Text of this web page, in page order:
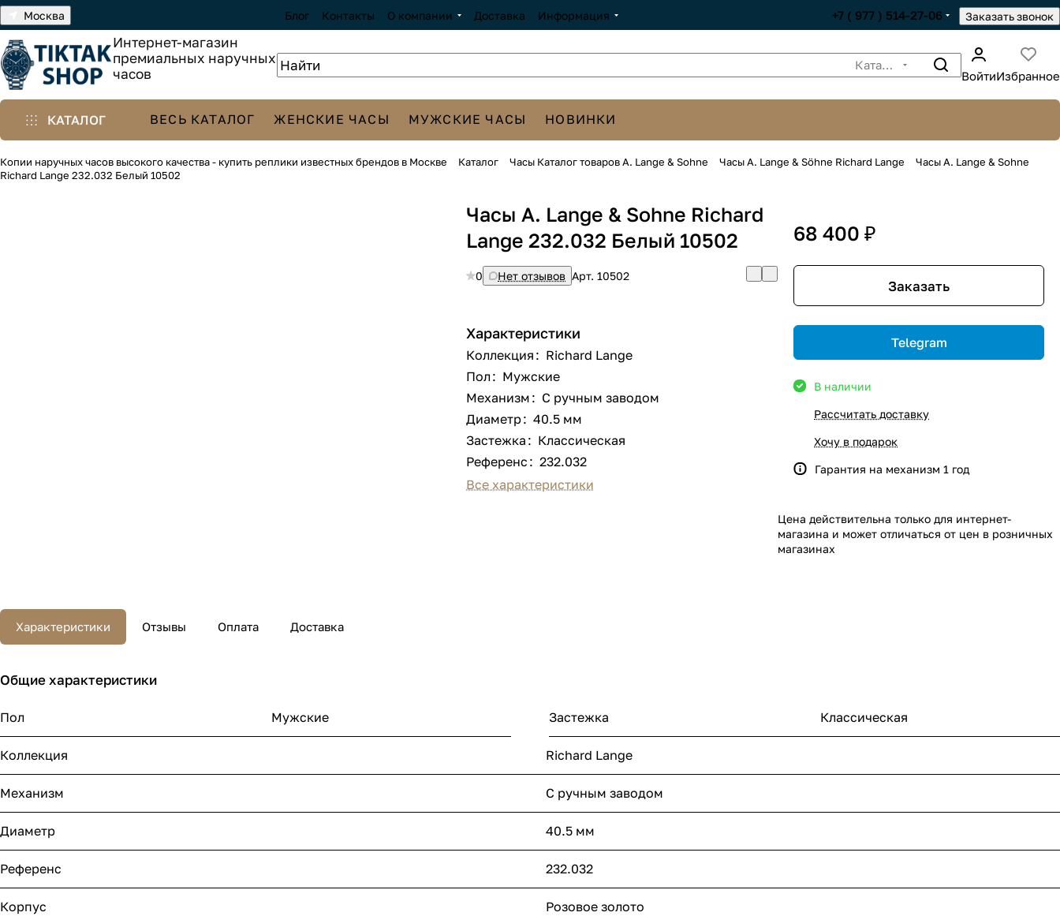
Москва Блог Контакты О компании Доставка Информация +7 ( 977 ) 514-27-06 Заказать звонок
Интернет-магазин
премиальных наручных
часов
ВойтиИзбранное
КАТАЛОГ ВЕСЬ КАТАЛОГ ЖЕНСКИЕ ЧАСЫ МУЖСКИЕ ЧАСЫ НОВИНКИ
Копии наручных часов высокого качества - купить реплики известных брендов в Москве Каталог Часы Каталог товаров A. Lange & Sohne Часы A. Lange & Söhne Richard Lange
Часы A. Lange & Sohne
Richard Lange 232.032 Белый 10502
Часы A. Lange & Sohne Richard
Lange 232.032 Белый 10502
0 Нет отзывов Арт.10502
Характеристики
Коллекция : Richard Lange
Пол : Мужские
Механизм : С ручным заводом
Диаметр: 40.5 мм
Застежка : Классическая
Референс : 232.032
Все характеристики
68 400 ₽
Заказать
Telegram
В наличии
Рассчитать доставку
Хочу в подарок
Гарантия на механизм 1 год
Цена действительна только для интернет-
магазина и может отличаться от цен в розничных
магазинах
Характеристики Отзывы Оплата Доставка
Общие характеристики
Пол Мужские Застежка Классическая
Коллекция Richard Lange
Механизм С ручным заводом
Диаметр 40.5 мм
Референс 232.032
Корпус Розовое золото